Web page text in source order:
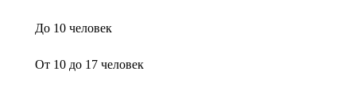
До 10 человек
От 10 до 17 человек